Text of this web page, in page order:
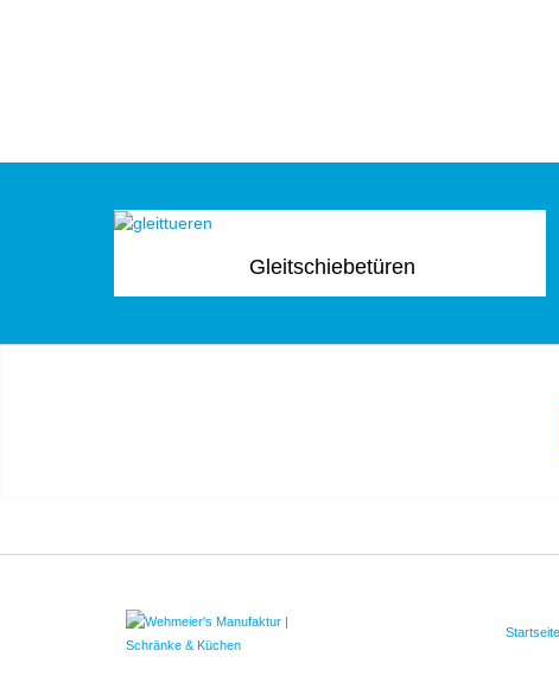
Gleitschiebetüren
Startseite